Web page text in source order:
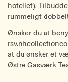
hotellet).
rummeligt
Ønsker du at
at du ønsker et
Østre Gasværk